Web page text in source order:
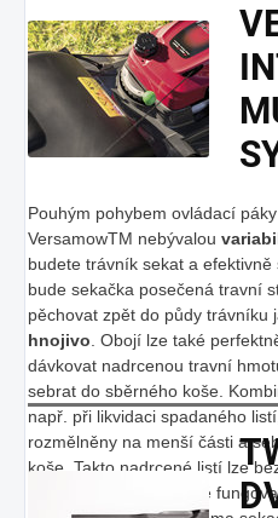
Pouhým pohybem ovládací
VersamowTM nebývalou
budete trávník sekat a
bude sekačka posečená travní
pěchovat zpět do půdy trávníku
hnojivo . Obojí lze také
dávkovat nadrcenou travní
sebrat do sběrného koše.
např. při likvidaci spadaného
rozmělněny na menší části a
koše. Takto nadrcené listí lze
Versamow bude ideálně